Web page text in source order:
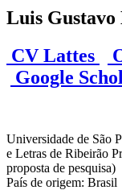
Luis Gustavo
CV Lattes
Google
Universidade de São
e Letras de Ribeirão
proposta de pesquisa)
País de origem: Brasil